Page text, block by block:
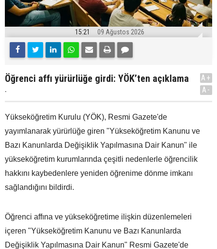
15:21 09 Ağustos 2026
Öğrenci affı yürürlüğe girdi: YÖK’ten açıklama
.
A+
A-
Yükseköğretim Kurulu (YÖK), Resmi Gazete'de
yayımlanarak yürürlüğe giren "Yükseköğretim Kanunu ve
Bazı Kanunlarda Değişiklik Yapılmasına Dair Kanun" ile
yükseköğretim kurumlarında çeşitli nedenlerle öğrencilik
hakkını kaybedenlere yeniden öğrenime dönme imkanı
sağlandığını bildirdi.
Öğrenci affına ve yükseköğretime ilişkin düzenlemeleri
içeren "Yükseköğretim Kanunu ve Bazı Kanunlarda
Değişiklik Yapılmasına Dair Kanun" Resmi Gazete'de